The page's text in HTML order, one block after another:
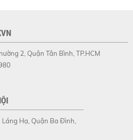
2, Quận Tân Bình, TP.HCM
Hạ, Quận Ba Đình,